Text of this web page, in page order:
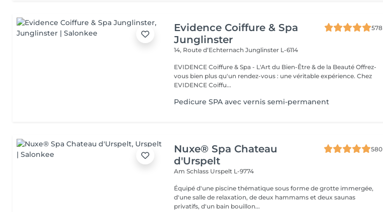
Evidence Coiffure & Spa
Junglinster
578
14, Route d‘EchternachJunglinster L-6114
EVIDENCE Coiffure & Spa - L'Art du Bien-Être & de la Beauté Offrez-
vous bien plus qu'un rendez-vous : une véritable expérience. Chez
EVIDENCE Coiffu...
Pedicure SPA avec vernis semi-permanent
Nuxe® Spa Chateau
d'Urspelt
580
Am Schlass Urspelt L-9774
Équipé d'une piscine thématique sous forme de grotte immergée,
d'une salle de relaxation, de deux hammams et deux saunas
privatifs, d'un bain bouillon...